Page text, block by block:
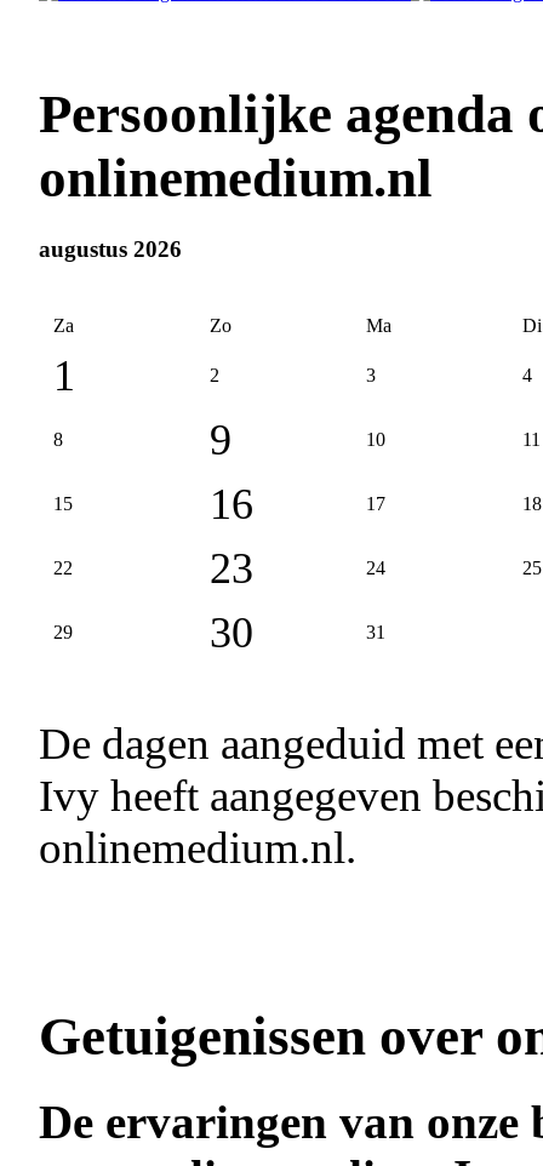
Persoonlijke
onlinemedium.nl
augustus 2026
Za Zo Ma Di
1 2 3 4
8 9 10 11
15 16 17 18
22 23 24 25
29 30 31
De dagen aangeduid met
Ivy heeft aangegeven
onlinemedium.nl.
Getuigenissen over
De ervaringen van onze